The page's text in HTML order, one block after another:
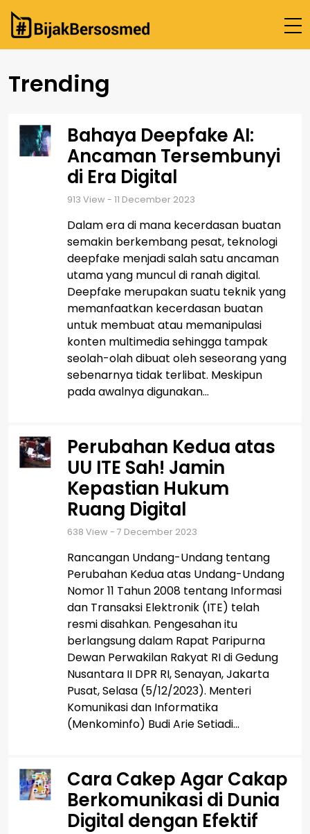
Cek Fakta
Tentang Kami
Hubungi Kami
Trending
Bahaya Deepfake AI:
Ancaman Tersembunyi
di Era Digital
913 View - 11 December 2023
Dalam era di mana kecerdasan buatan
semakin berkembang pesat, teknologi
deepfake menjadi salah satu ancaman
utama yang muncul di ranah digital.
Deepfake merupakan suatu teknik yang
memanfaatkan kecerdasan buatan
untuk membuat atau memanipulasi
konten multimedia sehingga tampak
seolah-olah dibuat oleh seseorang yang
sebenarnya tidak terlibat. Meskipun
pada awalnya digunakan...
Perubahan Kedua atas
UU ITE Sah! Jamin
Kepastian Hukum
Ruang Digital
638 View - 7 December 2023
Rancangan Undang-Undang tentang
Perubahan Kedua atas Undang-Undang
Nomor 11 Tahun 2008 tentang Informasi
dan Transaksi Elektronik (ITE) telah
resmi disahkan. Pengesahan itu
berlangsung dalam Rapat Paripurna
Dewan Perwakilan Rakyat RI di Gedung
Nusantara II DPR RI, Senayan, Jakarta
Pusat, Selasa (5/12/2023). Menteri
Komunikasi dan Informatika
(Menkominfo) Budi Arie Setiadi...
Cara Cakep Agar Cakap
Berkomunikasi di Dunia
Digital dengan Efektif